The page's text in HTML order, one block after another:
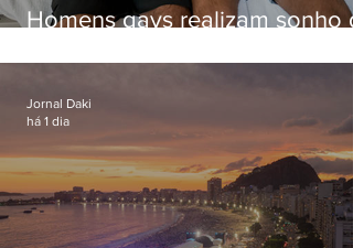
Homens gays realizam sonho
paternidade
Jornal Daki
há 1 dia